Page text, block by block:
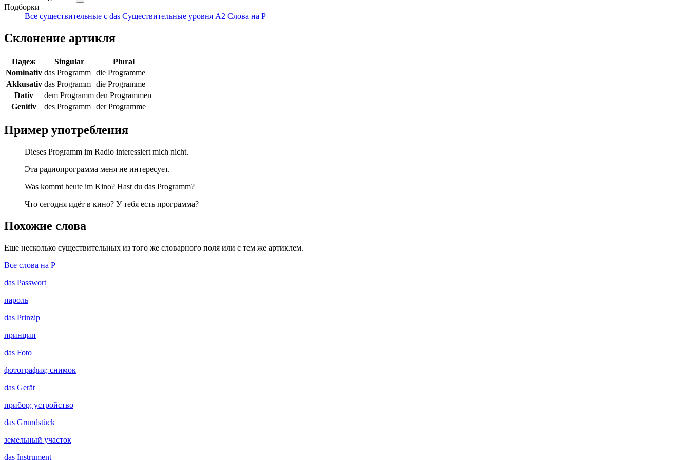
Подборки
Все существительные с das Существительные уровня A2 Слова на P
Склонение артикля
Падеж Singular
Plural
Nominativ das Programm die Programme
Akkusativ das Programm die Programme
Dativ
dem Programm den Programmen
Genitiv
des Programm der Programme
Пример употребления
Dieses Programm im Radio interessiert mich nicht.
Эта радиопрограмма меня не интересует.
Was kommt heute im Kino? Hast du das Programm?
Что сегодня идёт в кино? У тебя есть программа?
Похожие слова
Еще несколько существительных из того же словарного поля или с тем же артиклем.
Все слова на P
das Passwort
пароль
das Prinzip
принцип
das Foto
фотография; снимок
das Gerät
прибор; устройство
das Grundstück
земельный участок
das Instrument